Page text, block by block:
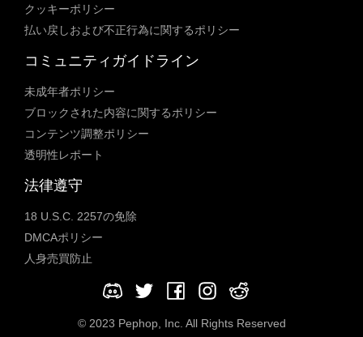
クッキーポリシー
払い戻しおよび不正行為に関するポリシー
コミュニティガイドライン
未成年者ポリシー
ブロックされた内容に関するポリシー
コンテンツ調整ポリシー
透明性レポート
法律遵守
18 U.S.C. 2257の免除
DMCAポリシー
人身売買防止
© 2023 Pephop, Inc. All Rights Reserved